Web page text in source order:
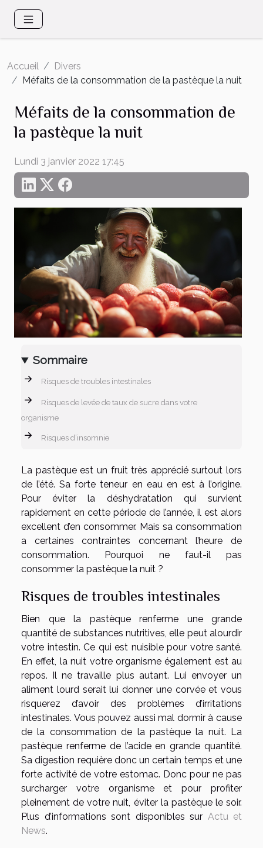
Accueil
Divers
Méfaits de la consommation de la pastèque la nuit
Méfaits de la consommation de
la pastèque la nuit
Lundi 3 janvier 2022 17:45
Sommaire
Risques de troubles intestinales
Risques de levée de taux de sucre dans votre
organisme
Risques d’insomnie
La pastèque est un fruit très apprécié surtout lors
de l’été. Sa forte teneur en eau en est à l’origine.
Pour éviter la déshydratation qui survient
rapidement en cette période de l’année, il est alors
excellent d’en consommer. Mais sa consommation
a certaines contraintes concernant l’heure de
consommation. Pourquoi ne faut-il pas
consommer la pastèque la nuit ?
Risques de troubles intestinales
Bien que la pastèque renferme une grande
quantité de substances nutritives, elle peut alourdir
votre intestin. Ce qui est nuisible pour votre santé.
En effet, la nuit votre organisme également est au
repos. Il ne travaille plus autant. Lui envoyer un
aliment lourd serait lui donner une corvée et vous
risquerez d’avoir des problèmes d’irritations
intestinales. Vous pouvez aussi mal dormir à cause
de la consommation de la pastèque la nuit. La
pastèque renferme de l’acide en grande quantité.
Sa digestion requière donc un certain temps et une
forte activité de votre estomac. Donc pour ne pas
surcharger votre organisme et pour profiter
pleinement de votre nuit, éviter la pastèque le soir.
Plus d’informations sont disponibles sur Actu et
News.